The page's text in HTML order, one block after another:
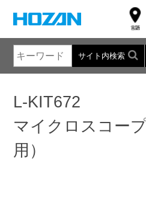
サイト内検索
L-KIT672
マイクロスコー
用）